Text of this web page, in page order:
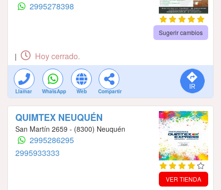
2995278398
Sugerir cambios
| Hoy cerrado.
Llamar WhatsApp Web Compartir
QUIMTEX NEUQUÉN
San Martín 2659 - (8300) Neuquén
2995286295
2995933333
VER TIENDA